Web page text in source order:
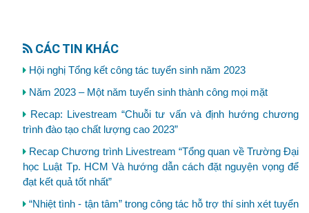
CÁC TIN KHÁC
Hội nghị Tổng kết công tác tuyển sinh năm 2023
Năm 2023 – Một năm tuyển sinh thành công mọi mặt
Recap: Livestream “Chuỗi tư vấn và định hướng chương
trình đào tạo chất lượng cao 2023”
Recap Chương trình Livestream “Tổng quan về Trường Đại
học Luật Tp. HCM Và hướng dẫn cách đặt nguyện vọng để
đạt kết quả tốt nhất”
“Nhiệt tình - tận tâm” trong công tác hỗ trợ thí sinh xét tuyển